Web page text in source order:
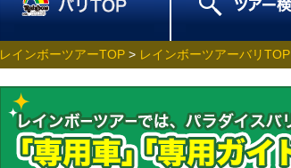
レインボーツアーTOP > レインボーツアーバリTOP